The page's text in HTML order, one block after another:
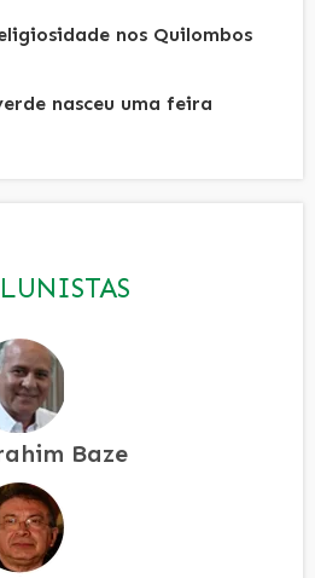
nos Quilombos
nasceu uma feira
Baze